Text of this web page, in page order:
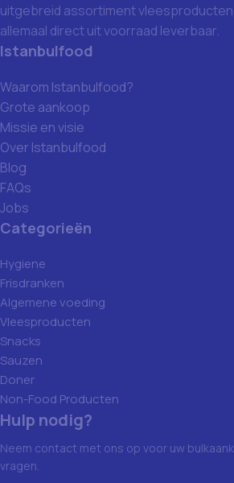
uitgebreid assortiment vleesproducten,
allemaal direct uit voorraad leverbaar.
Istanbulfood
Waarom Istanbulfood?
Grote aankoop
Missie en visie
Over Istanbulfood
Blog
FAQs
Jobs
Categorieën
Hygiene
Frisdranken
Algemene voeding
Vleesproducten
Snacks
Sauzen
Doner
Non-Food Producten
Hulp nodig?
Neem contact met ons op voor uw
vragen.